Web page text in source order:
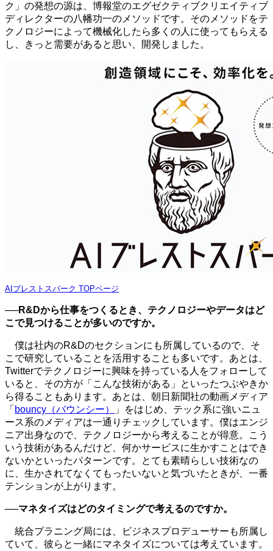
ク」の発想の源は、博報堂のエグゼクティブクリエイティブ
ディレクターの八幡功一のメソッドです。そのメソッドをテ
クノロジーによって機械化したら多くの人に使ってもらえる
し、きっと需要があると思い、開発しました。
AIブレストスパーク TOPページ
──R&Dから仕事をつくるとき、テクノロジーやデータはど
こで見つけることが多いのですか。
僕は社内のR&Dのセクションにも所属しているので、そ
こで研究していることを活用することも多いです。あとは、
Twitterでテクノロジーに興味を持っている人をフォローして
いると、その方が「こんな技術がある」といったつぶやきか
ら得ることもあります。あとは、朝日新聞社の動画メディア
「 bouncy（バウンシー）
」をはじめ、テック系に強いニュ
ース系のメディアは一通りチェックしています。僕はエンジ
ニア出身なので、テクノロジーから考えることが得意。こう
いう技術があるんだけど、何かサービスに生かすことはでき
ないかといったパターンです。とても素晴らしい技術なの
に、生かされてなくてもったいないと気づいたときが、一番
テンションが上がります。
──マネタイズはどのタイミングで考えるのですか。
統合プラニング局には、ビジネスプロデューサーも所属し
ていて、彼らと一緒にマネタイズについては考えています。